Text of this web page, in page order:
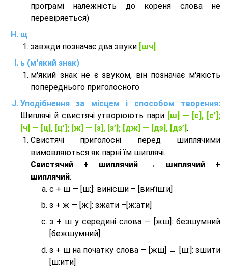
програмі належність до кореня слова не
перевіряеться)
щ
завжди позначає два звуки [шч]
ь (м'який знак)
м'який знак не є звуком, він позначає м'якість
попереднього приголосного
Уподібнення за місцем і способом творення:
Шиплячі й свистячі утворюють пари [ш] — [c], [с’];
[ч] — [ц], [ц’]; [ж] — [з], [з’]; [дж] — [дз], [дз’] .
Свистячі приголосні перед шиплячими
вимовляються як парні їм шиплячі.
Cвистячий + шиплячий → шиплячий +
шиплячий:
с + ш — [ш:]: винісши – [вин’іш:и]
з + ж — [ж:]: зжати –[ж:ати]
з + ш у середині слова — [жш]: безшумний
[бежшумний]
з + ш на початку слова — [жш] → [ш:]: зшити
[ш:ити]